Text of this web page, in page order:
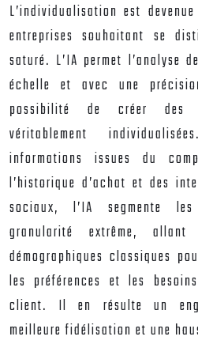
L’individualisation est
entreprises souhaitant se
saturé. L’IA permet l’analyse
échelle et avec une
possibilité de créer des
véritablement
informations issues du
l’historique d’achat et des
sociaux, l’IA segmente
granularité extrême,
démographiques classiques
les préférences et les
client. Il en résulte un
meilleure fidélisation et une